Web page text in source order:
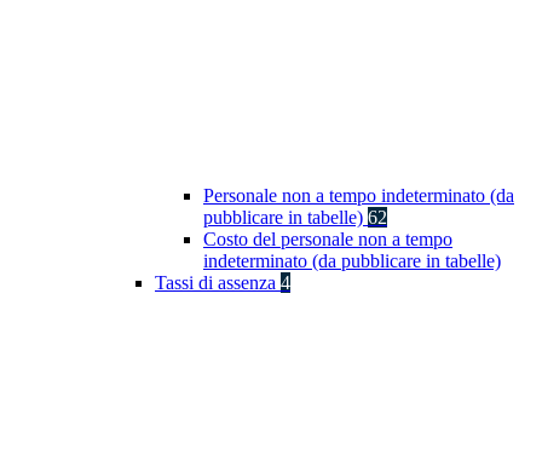
Personale non a tempo indeterminato (da
pubblicare in tabelle) 62
Costo del personale non a tempo
indeterminato (da pubblicare in tabelle)
Tassi di assenza 4